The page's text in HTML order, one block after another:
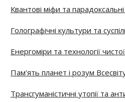
Квантові міфи та парадоксальні
Голографічні культури та
Енергоміри та технології
Пам'ять планет і розум
Трансгуманістичні утопії та